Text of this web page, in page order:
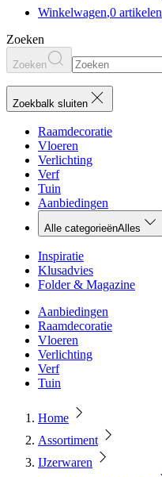
Winkelwagen,0 artikelen
Zoeken
Zoeken
Zoekbalk sluiten
Raamdecoratie
Vloeren
Verlichting
Verf
Tuin
Aanbiedingen
Alle categorieënAlles
Inspiratie
Klusadvies
Folder & Magazine
Aanbiedingen
Raamdecoratie
Vloeren
Verlichting
Verf
Tuin
Home
Assortiment
IJzerwaren